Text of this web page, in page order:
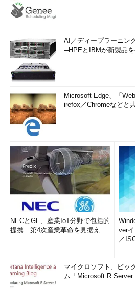
AI／ディープラーニン
─HPEとIBMが新製品
Microsoft Edge、「
irefox／Chromeなどと
NECとGE、産業IoT分野で包括的
提携 第4次産業革命を見据え
ver
／
マイクロソフト、ビッ
ム「Microsoft R Server